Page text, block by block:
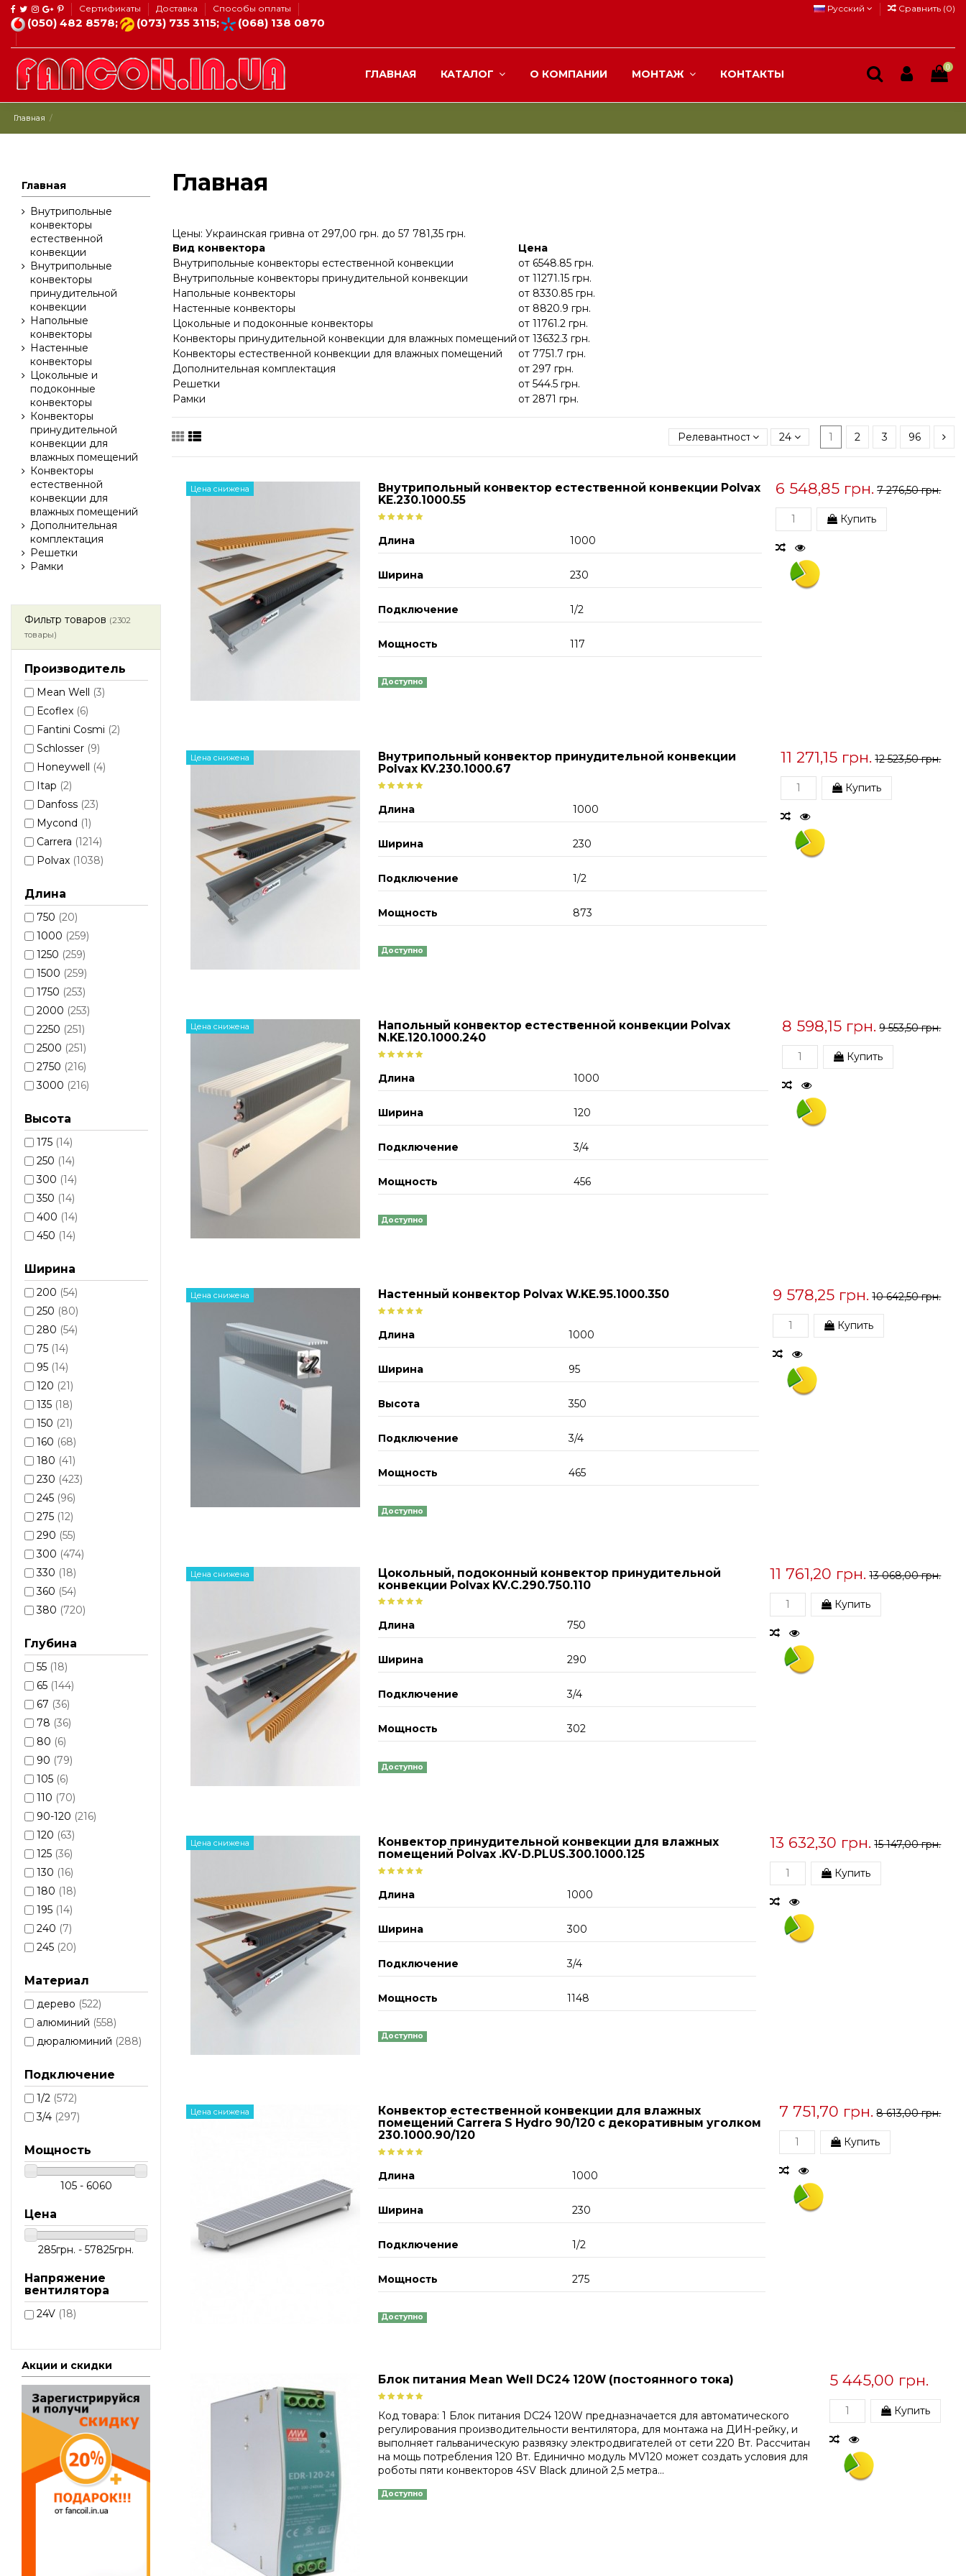
Сертификаты Доставка Способы оплаты
(050) 482 8578; (073) 735 3115; (068) 138 0870
Русский Сравнить (0)
ГЛАВНАЯ КАТАЛОГ О КОМПАНИИ МОНТАЖ КОНТАКТЫ
0
Главная
Главная
Внутрипольные
конвекторы
естественной
конвекции
Внутрипольные
конвекторы
принудительной
конвекции
Напольные
конвекторы
Настенные
конвекторы
Цокольные и
подоконные
конвекторы
Конвекторы
принудительной
конвекции для
влажных помещений
Конвекторы
естественной
конвекции для
влажных помещений
Дополнительная
комплектация
Решетки
Рамки
Фильтр товаров (2302
товары)
Производитель
Mean Well (3)
Еcoflex (6)
Fantini Cosmi (2)
Schlosser (9)
Honeywell (4)
Itap (2)
Danfoss (23)
Mycond (1)
Carrera (1214)
Polvax (1038)
Длина
750 (20)
1000 (259)
1250 (259)
1500 (259)
1750 (253)
2000 (253)
2250 (251)
2500 (251)
2750 (216)
3000 (216)
Высота
175 (14)
250 (14)
300 (14)
350 (14)
400 (14)
450 (14)
Ширина
200 (54)
250 (80)
280 (54)
75 (14)
95 (14)
120 (21)
135 (18)
150 (21)
160 (68)
180 (41)
230 (423)
245 (96)
275 (12)
290 (55)
300 (474)
330 (18)
360 (54)
380 (720)
Глубина
55 (18)
65 (144)
67 (36)
78 (36)
80 (6)
90 (79)
105 (6)
110 (70)
90-120 (216)
120 (63)
125 (36)
130 (16)
180 (18)
195 (14)
240 (7)
245 (20)
Материал
дерево (522)
алюминий (558)
дюралюминий (288)
Подключение
1/2 (572)
3/4 (297)
Мощность
105 - 6060
Цена
285грн. - 57825грн.
Напряжение
вентилятора
24V (18)
Акции и скидки
Главная
Цены: Украинская гривна от 297,00 грн. до 57 781,35 грн.
Вид конвектора
Цена
Внутрипольные конвекторы естественной конвекции
от 6548.85 грн.
Внутрипольные конвекторы принудительной конвекции
от 11271.15 грн.
Напольные конвекторы
от 8330.85 грн.
Настенные конвекторы
от 8820.9 грн.
Цокольные и подоконные конвекторы
от 11761.2 грн.
Конвекторы принудительной конвекции для влажных помещений от 13632.3 грн.
Конвекторы естественной конвекции для влажных помещений
от 7751.7 грн.
Дополнительная комплектация
от 297 грн.
Решетки
от 544.5 грн.
Рамки
от 2871 грн.
Релевантность 24 1 2 3 96
Цена снижена
Внутрипольный конвектор естественной конвекции Polvax
KE.230.1000.55
Длина 1000
Ширина 230
Подключение 1/2
Мощность 117
Доступно
6 548,85 грн. 7 276,50 грн.
Купить
Цена снижена
Внутрипольный конвектор принудительной конвекции
Polvax KV.230.1000.67
Длина 1000
Ширина 230
Подключение 1/2
Мощность 873
Доступно
11 271,15 грн. 12 523,50 грн.
Купить
Цена снижена
Напольный конвектор естественной конвекции Polvax
N.KE.120.1000.240
Длина 1000
Ширина 120
Подключение 3/4
Мощность 456
Доступно
8 598,15 грн. 9 553,50 грн.
Купить
Цена снижена Настенный конвектор Polvax W.KE.95.1000.350
Длина 1000
Ширина 95
Высота 350
Подключение 3/4
Мощность 465
Доступно
9 578,25 грн. 10 642,50 грн.
Купить
Цена снижена
Цокольный, подоконный конвектор принудительной
конвекции Polvax KV.C.290.750.110
Длина 750
Ширина 290
Подключение 3/4
Мощность 302
Доступно
11 761,20 грн. 13 068,00 грн.
Купить
Цена снижена
Конвектор принудительной конвекции для влажных
помещений Polvax .KV-D.PLUS.300.1000.125
Длина 1000
Ширина 300
Подключение 3/4
Мощность 1148
Доступно
13 632,30 грн. 15 147,00 грн.
Купить
Цена снижена
Конвектор естественной конвекции для влажных
помещений Carrera S Hydro 90/120 с декоративным уголком
230.1000.90/120
Длина 1000
Ширина 230
Подключение 1/2
Мощность 275
Доступно
7 751,70 грн. 8 613,00 грн.
Купить
Блок питания Mean Well DC24 120W (постоянного тока)
Код товара: 1 Блок питания DC24 120W предназначается для автоматического
регулирования производительности вентилятора, для монтажа на ДИН-рейку, и
выполняет гальваническую развязку электродвигателей от сети 220 Вт. Рассчитан
на мощь потребления 120 Вт. Единично модуль MV120 может создать условия для
роботы пяти конвекторов 4SV Black длиной 2,5 метра...
Доступно
5 445,00 грн.
Купить